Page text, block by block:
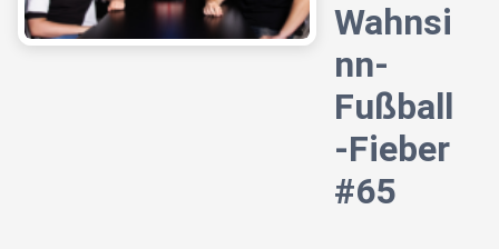
Wahnsi
nn-
Fußball
-Fieber
#65